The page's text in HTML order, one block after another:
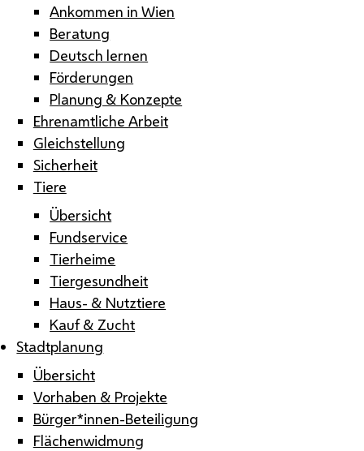
Ankommen in Wien
Beratung
Deutsch lernen
Förderungen
Planung & Konzepte
Ehrenamtliche Arbeit
Gleichstellung
Sicherheit
Tiere
Übersicht
Fundservice
Tierheime
Tiergesundheit
Haus- & Nutztiere
Kauf & Zucht
Stadtplanung
Übersicht
Vorhaben & Projekte
Bürger*innen-Beteiligung
Flächenwidmung